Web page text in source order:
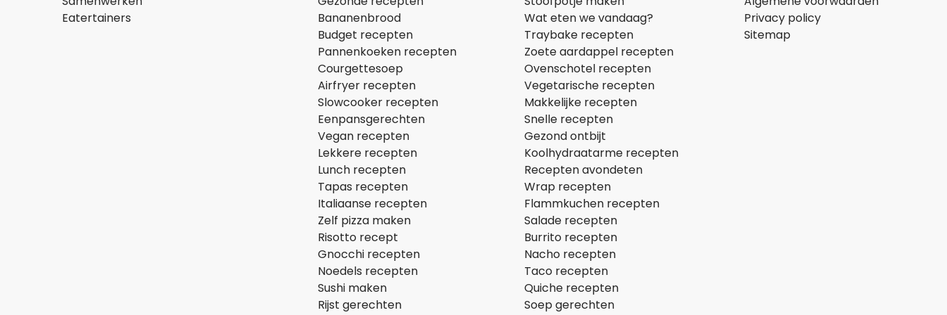
Eatertainers
Bananenbrood
Budget recepten
Pannenkoeken recepten
Courgettesoep
Airfryer recepten
Slowcooker recepten
Eenpansgerechten
Vegan recepten
Lekkere recepten
Lunch recepten
Tapas recepten
Italiaanse recepten
Zelf pizza maken
Risotto recept
Gnocchi recepten
Noedels recepten
Sushi maken
Rijst gerechten
Wat eten we vandaag?
Traybake recepten
Zoete aardappel recepten
Ovenschotel recepten
Vegetarische recepten
Makkelijke recepten
Snelle recepten
Gezond ontbijt
Koolhydraatarme recepten
Recepten avondeten
Wrap recepten
Flammkuchen recepten
Salade recepten
Burrito recepten
Nacho recepten
Taco recepten
Quiche recepten
Soep gerechten
Privacy policy
Sitemap